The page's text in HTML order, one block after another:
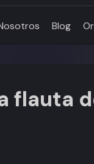
Blog
flauta